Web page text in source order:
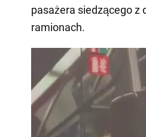
pasażera siedzącego z
ramionach.